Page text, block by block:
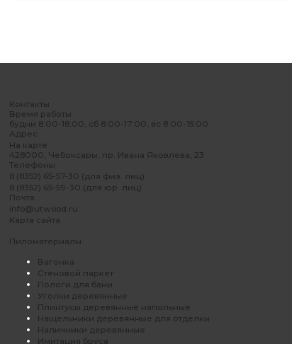
Контакты
Время работы
будни 8:00-18:00, сб 8:00-17:00, вс 8:00-15:00
Адрес
На карте
428000, Чебоксары, пр. Ивана Яковлева, 23
Телефоны
8 (8352) 65-57-30 (для физ. лиц)
8 (8352) 65-59-30 (для юр. лиц)
Почта
info@utwood.ru
Карта сайта
Пиломатериалы
Вагонка
Стеновой паркет
Пологи для бани
Уголки деревянные
Плинтусы деревянные напольные
Нащельники деревянные для отделки
Наличники деревянные
Имитация бруса